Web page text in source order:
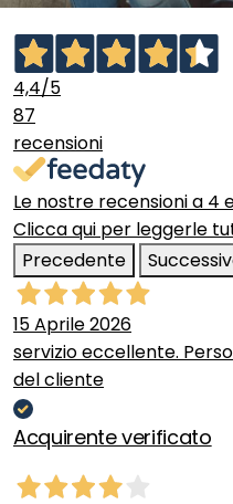
4,4/5
87
recensioni
Le nostre recensioni a 4
Clicca qui per leggerle
Precedente
15 Aprile 2026
servizio eccellente.
del cliente
Acquirente verificato